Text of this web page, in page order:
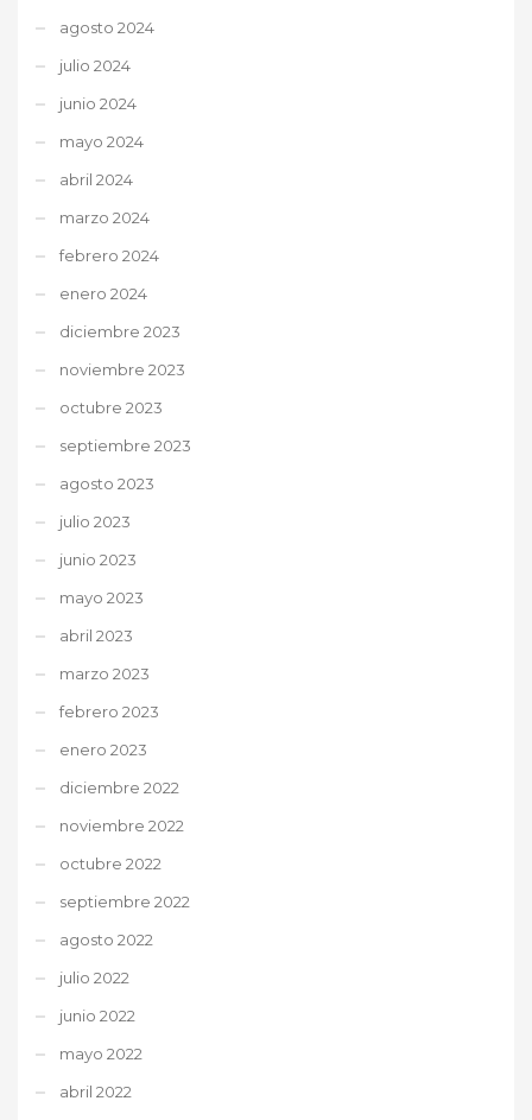
agosto 2024
julio 2024
junio 2024
mayo 2024
abril 2024
marzo 2024
febrero 2024
enero 2024
diciembre 2023
noviembre 2023
octubre 2023
septiembre 2023
agosto 2023
julio 2023
junio 2023
mayo 2023
abril 2023
marzo 2023
febrero 2023
enero 2023
diciembre 2022
noviembre 2022
octubre 2022
septiembre 2022
agosto 2022
julio 2022
junio 2022
mayo 2022
abril 2022